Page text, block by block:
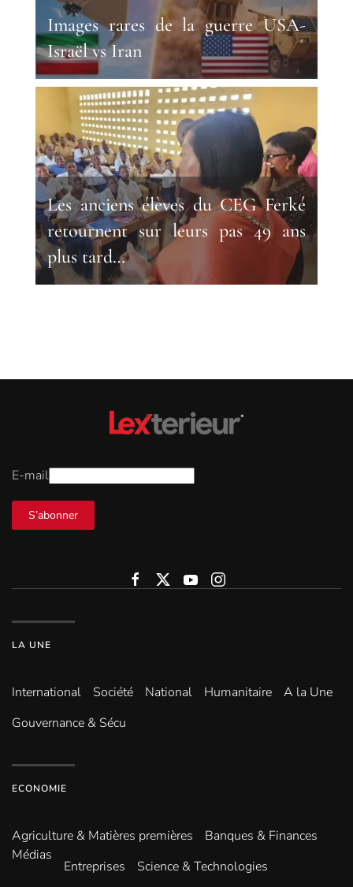
Images rares de la guerre USA-
Israël vs Iran
Les anciens élèves du CEG Ferké
retournent sur leurs pas 49 ans
plus tard…
E-mail
S’abonner
LA UNE
International Société National Humanitaire
A la Une
Gouvernance & Sécu
ECONOMIE
Agriculture & Matières premières
Banques & Finances
Médias
Entreprises
Science & Technologies